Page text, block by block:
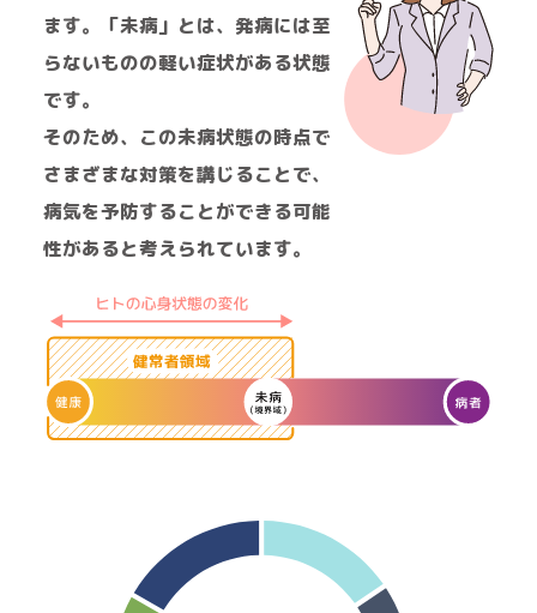
ます。「未病」とは、発病には至
らないものの軽い症状がある状態
です。
そのため、この未病状態の時点で
さまざまな対策を講じることで、
病気を予防することができる可能
性があると考えられています。